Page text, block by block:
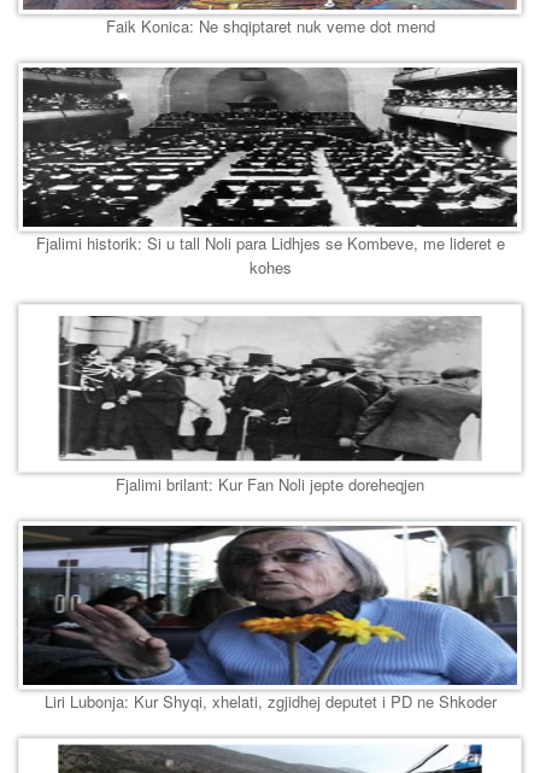
Faik Konica: Ne shqiptaret nuk veme dot mend
Fjalimi historik: Si u tall Noli para Lidhjes se Kombeve, me lideret e
kohes
Fjalimi brilant: Kur Fan Noli jepte doreheqjen
Liri Lubonja: Kur Shyqi, xhelati, zgjidhej deputet i PD ne Shkoder